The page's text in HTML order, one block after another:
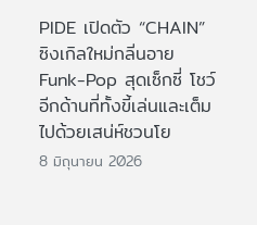
PIDE เปิดตัว “CHAIN”
ซิงเกิลใหม่กลิ่นอาย
Funk-Pop สุดเซ็กซี่ โชว์
อีกด้านที่ทั้งขี้เล่นและเต็ม
ไปด้วยเสน่ห์ชวนโย
8 มิถุนายน 2026